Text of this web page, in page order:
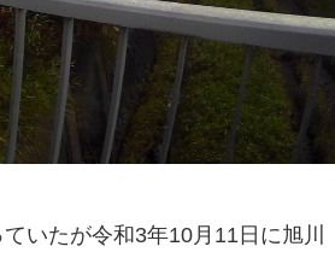
いたが令和3年10月11日に旭川